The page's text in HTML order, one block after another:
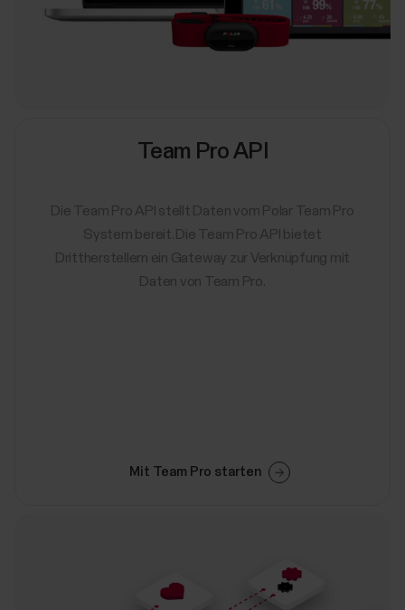
Team Pro API
Die Team Pro API stellt Daten vom Polar Team Pro
System bereit. Die Team Pro API bietet
Drittherstellern ein Gateway zur Verknüpfung mit
Daten von Team Pro.
Mit Team Pro starten